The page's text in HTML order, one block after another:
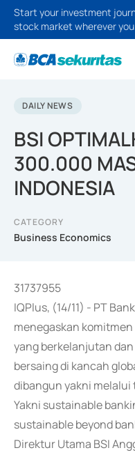
Start your investment
stock market wherever
DAILY NEWS
BSI
300.000
INDONESIA
CATEGORY
Business Economics
31737955
IQPlus, (14/11) - PT
menegaskan
yang berkelanjutan
bersaing di kancah
dibangun yakni
Yakni sustainable
sustainable beyond
Direktur Utama BSI